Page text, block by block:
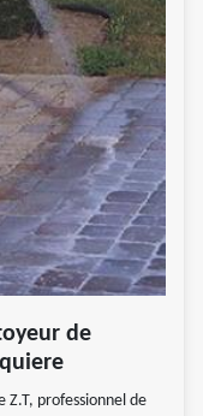
de
Z.T, professionnel de